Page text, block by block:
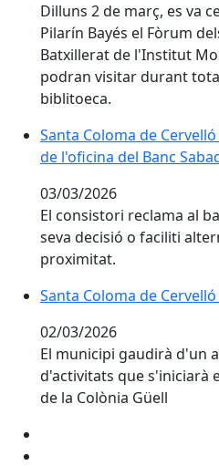
Dilluns 2 de març, es va
Pilarín Bayés el Fòrum
Batxillerat de l'Institut
podran visitar durant
biblitoeca.
Santa Coloma de
Santa Coloma de
de l'oficina del Banc
03/03/2026
El consistori reclama al
seva decisió o faciliti
proximitat.
Santa Coloma de
Santa Coloma de
02/03/2026
El municipi gaudirà d'un
d'activitats que s'iniciarà
de la Colònia Güell